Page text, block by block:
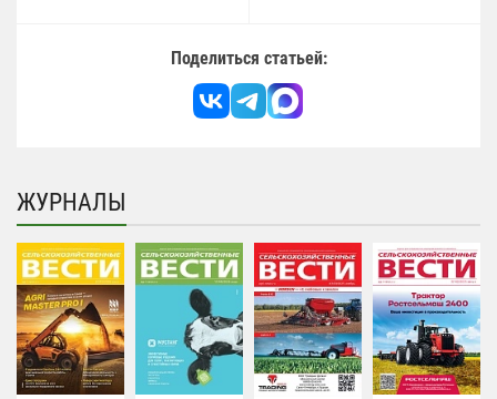
Поделиться статьей:
ЖУРНАЛЫ